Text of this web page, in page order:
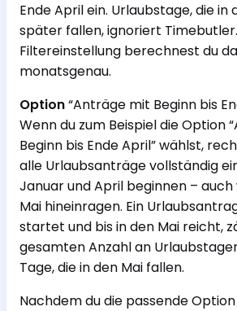
Ende April ein. Urlaubstage, die in
später fallen, ignoriert
Filtereinstellung berechnest du
monatsgenau.
Option“Anträge mit Beginn bis
Wenn du zum Beispiel die Option
Beginn bis Ende April” wählst,
alle Urlaubsanträge vollständig
Januar und April beginnen – auch
Mai hineinragen. Ein
startet und bis in den Mai reicht,
gesamten Anzahl an
Tage, die in den Mai fallen.
Nachdem du die passende